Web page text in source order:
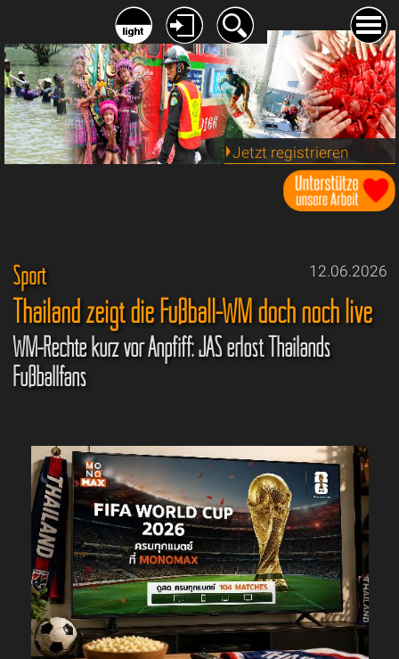
Jetzt registrieren
12.06.2026
Sport
Thailand zeigt die Fußball-WM doch noch live
WM-Rechte kurz vor Anpfiff: JAS erlöst Thailands
Fußballfans